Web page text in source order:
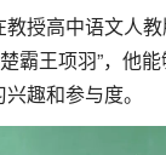
授高中语文人
霸王项羽”，他
趣和参与度。